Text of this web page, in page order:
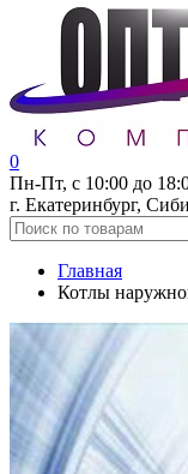
0
Пн-Пт, с 10:00 до
г. Екатеринбург,
Главная
Котлы